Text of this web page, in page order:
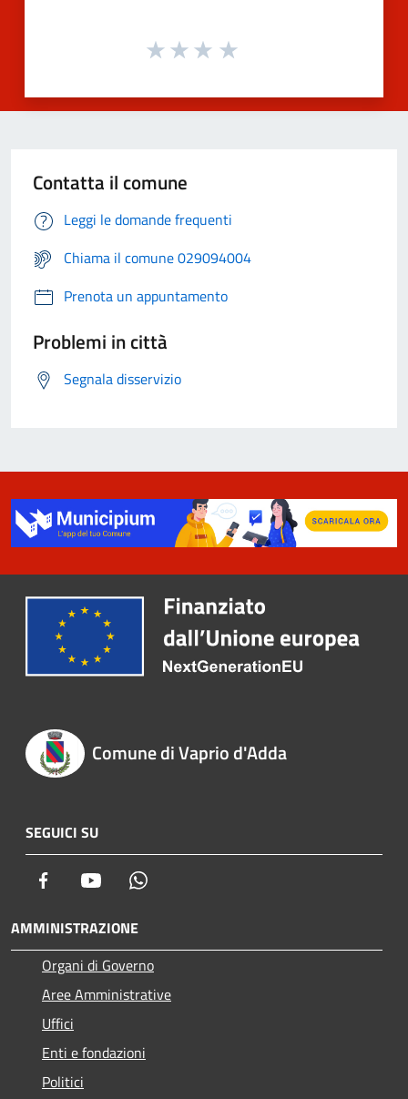
Contatta il comune
Leggi le domande frequenti
Chiama il comune 029094004
Prenota un appuntamento
Problemi in città
Segnala disservizio
Comune di Vaprio d'Adda
SEGUICI SU
Facebook Youtube
AMMINISTRAZIONE
Organi di Governo
Aree Amministrative
Uffici
Enti e fondazioni
Politici